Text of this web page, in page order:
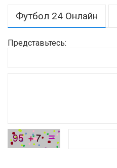
Футбол 24 Онлайн
Представьтесь: